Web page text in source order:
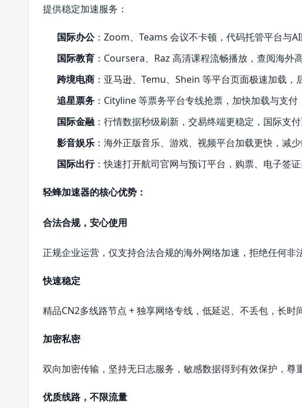
提供稳定加速服务：
国际办公：Zoom、Teams 会议不卡顿，代码托管平台与AI
国际教育 ：Coursera、Raz 高清课程流畅播放，查阅海外
跨境电商 ：亚马逊、Temu、Shein 等平台页面极速加载，
追星票务 ：Cityline 等票务平台专线抢票，加快加载与支付
国际金融 ：行情数据秒级刷新，交易终端更稳定，国际支付
影音娱乐 ：海外正版音乐、游戏、视频平台加载更快，减少
国际出行：快速打开航司官网与预订平台，购票、电子签证
轻蜂加速器的核心优势：
合法合规，安心使用
正规企业运营，仅支持合法合规的海外网络加速，拒绝任何非
快速稳定
精品CN2多线路节点 + 独享网络专线，低延迟、不丢包，长时
加密私密
双向加密传输，坚持无日志服务，敏感数据得到有效保护，尊
优质线路，不限流量